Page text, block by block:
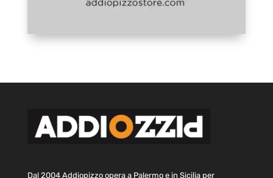
Dal 2004 Addiopizzo opera a Palermo e in Sicilia per